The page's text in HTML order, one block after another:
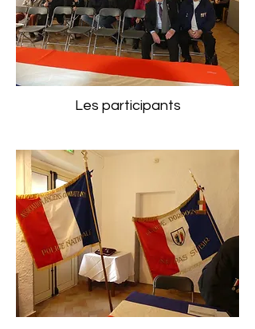
Les participants